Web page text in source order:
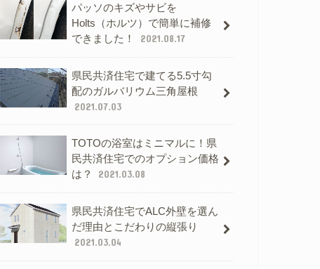
パッソのキズやサビを
Holts（ホルツ）で簡単に補修
できました！
2021.08.17
県民共済住宅で建てる5.5寸勾
配のガルバリウム三角屋根
2021.07.03
TOTOの浴室はミニマルに！県
民共済住宅でのオプション価格
は？
2021.03.08
県民共済住宅でALC外壁を選ん
だ理由とこだわりの縦張り
2021.03.04